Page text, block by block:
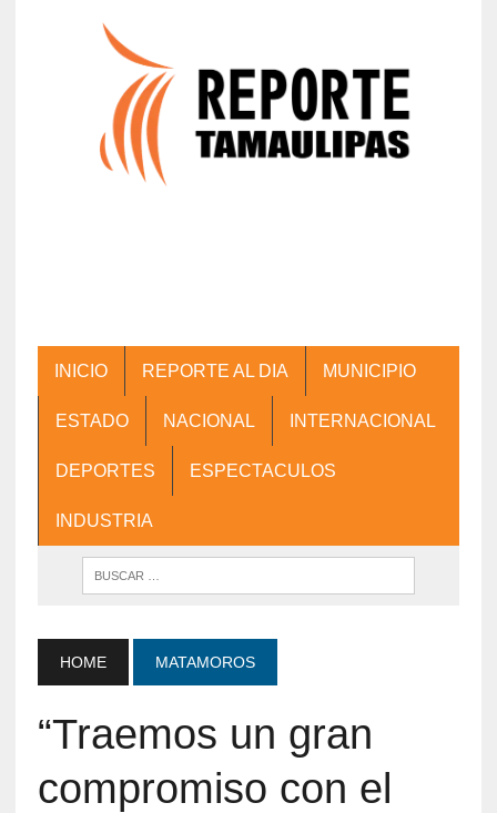
INICIO REPORTE AL DIA MUNICIPIO
ESTADO NACIONAL INTERNACIONAL
DEPORTES ESPECTACULOS
INDUSTRIA
HOME MATAMOROS
“Traemos un gran
compromiso con el